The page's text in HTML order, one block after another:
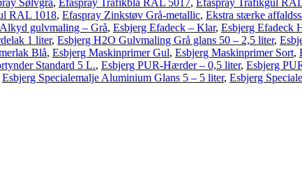
Sølvgrå, Efaspray Trafikblå RAL 5017, Efaspray Trafikgul
RAL 1018, Efaspray Zinkstøv Grå-metallic, Ekstra stærke
gulvmaling – Grå, Esbjerg Efadeck – Klar, Esbjerg Efadeck
1 liter, Esbjerg H2O Gulvmaling Grå glans 50 – 2,5 liter,
Blå, Esbjerg Maskinprimer Gul, Esbjerg Maskinprimer Sort,
Standard 5 L., Esbjerg PUR-Hærder – 0,5 liter, Esbjerg
Esbjerg Specialemalje Aluminium Glans 5 – 5 liter, Esbjerg